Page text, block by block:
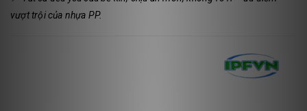
vượt trội của nhựa PP.